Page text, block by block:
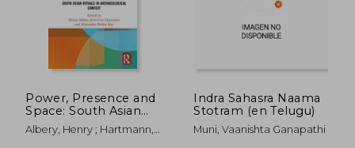
45% 40%
Power, Presence and
Space: South Asian
Rituals in
Archaeological
Albery, Henry ; Hartmann,
Indra Sahasra Naama
Stotram (en Telugu)
Muni, Vaanishta Ganapathi